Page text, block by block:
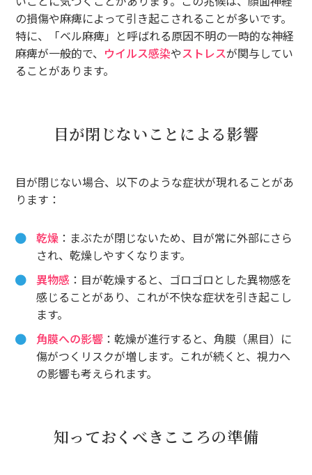
の損傷や麻痺によって引き起こされることが多いです。
特に、「ベル麻痺」と呼ばれる原因不明の一時的な神経
麻痺が一般的で、 ウイルス感染やストレスが関与してい
ることがあります。
目が閉じないことによる影響
目が閉じない場合、以下のような症状が現れることがあ
ります：
乾燥 ：まぶたが閉じないため、目が常に外部にさら
され、乾燥しやすくなります。
異物感 ：目が乾燥すると、ゴロゴロとした異物感を
感じることがあり、これが不快な症状を引き起こし
ます。
角膜への影響 ：乾燥が進行すると、角膜（黒目）に
傷がつくリスクが増します。これが続くと、視力へ
の影響も考えられます。
知っておくべきこころの準備